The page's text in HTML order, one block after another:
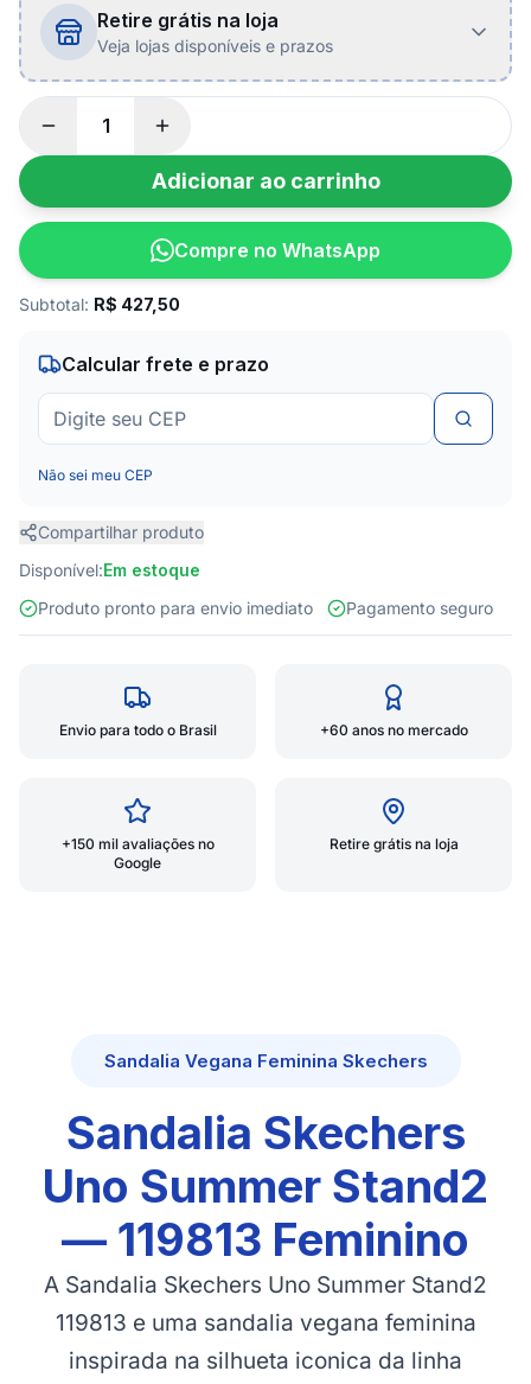
Retire grátis na loja
Veja lojas disponíveis e prazos
Adicionar ao carrinho
Compre no WhatsApp
Subtotal: R$ 427,50
Calcular frete e prazo
Não sei meu CEP
Compartilhar produto
Disponível:Em estoque
Produto pronto para envio imediato
Pagamento seguro
Envio para todo o Brasil +60 anos no mercado
+150 mil avaliações no
Google
Retire grátis na loja
Sandalia Vegana Feminina Skechers
Sandalia Skechers
Uno Summer Stand2
— 119813 Feminino
A Sandalia Skechers Uno Summer Stand2
119813 e uma sandalia vegana feminina
inspirada na silhueta iconica da linha